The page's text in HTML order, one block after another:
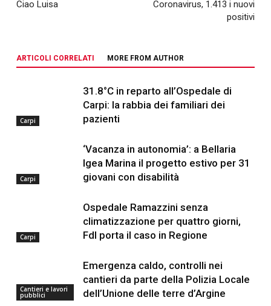
Ciao Luisa
Coronavirus, 1.413 i nuovi
positivi
ARTICOLI CORRELATI MORE FROM AUTHOR
Carpi
31.8°C in reparto all’Ospedale di
Carpi: la rabbia dei familiari dei
pazienti
Carpi
‘Vacanza in autonomia’: a Bellaria
Igea Marina il progetto estivo per 31
giovani con disabilità
Carpi
Ospedale Ramazzini senza
climatizzazione per quattro giorni,
FdI porta il caso in Regione
Cantieri e lavori
pubblici
Emergenza caldo, controlli nei
cantieri da parte della Polizia Locale
dell’Unione delle terre d’Argine